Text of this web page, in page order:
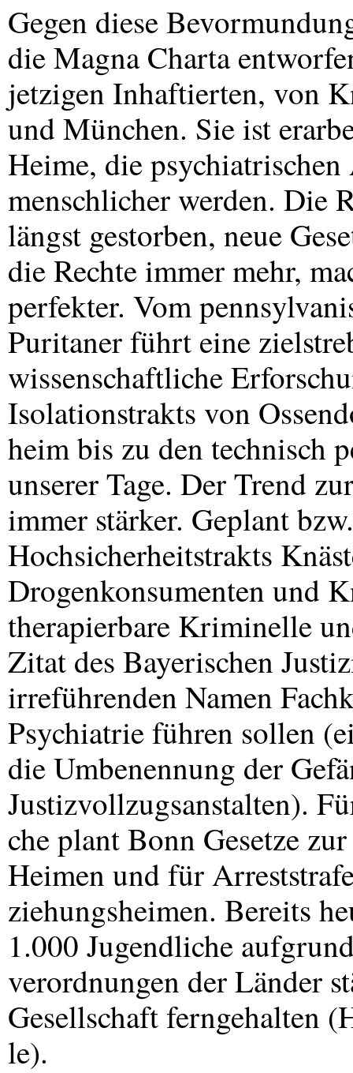
Gegen diese
die Magna Charta
jetzigen Inhaftierten, von
und München. Sie ist
Heime, die
menschlicher werden. Die
längst gestorben, neue
die Rechte immer mehr,
perfekter. Vom
Puritaner führt eine
wissenschaftliche
Isolationstrakts von
heim bis zu den technisch
unserer Tage. Der Trend
immer stärker. Geplant
Hochsicherheitstrakts
Drogenkonsumenten und
therapierbare Kriminelle
Zitat des Bayerischen
irreführenden Namen
Psychiatrie führen sollen
die Umbenennung der
Justizvollzugsanstalten).
che plant Bonn Gesetze
Heimen und für
ziehungsheimen. Bereits
1.000 Jugendliche
verordnungen der Länder
Gesellschaft ferngehalten
le).